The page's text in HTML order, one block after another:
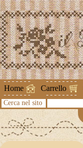
Home Carrello
Cerca nel sito